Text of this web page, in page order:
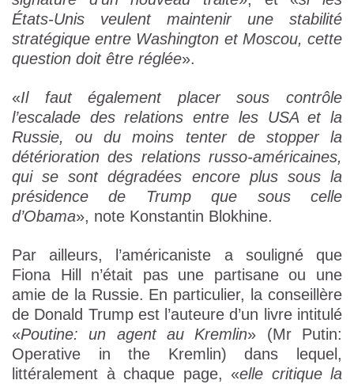
États-Unis veulent maintenir une stabilité
stratégique entre Washington et Moscou, cette
question doit être réglée».
«Il faut également placer sous contrôle
l’escalade des relations entre les USA et la
Russie, ou du moins tenter de stopper la
détérioration des relations russo-américaines,
qui se sont dégradées encore plus sous la
présidence de Trump que sous celle
d’Obama», note Konstantin Blokhine.
Par ailleurs, l’américaniste a souligné que
Fiona Hill n’était pas une partisane ou une
amie de la Russie. En particulier, la conseillère
de Donald Trump est l’auteure d’un livre intitulé
«Poutine: un agent au Kremlin» (Mr Putin:
Operative in the Kremlin) dans lequel,
littéralement à chaque page, «elle critique la